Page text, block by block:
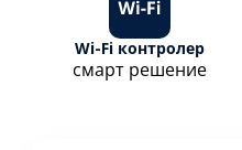
Wi-Fi контролер
смарт решение